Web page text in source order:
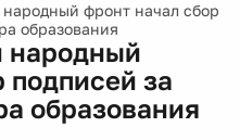
фронт начал сбор
образования
народный
подписей за
образования